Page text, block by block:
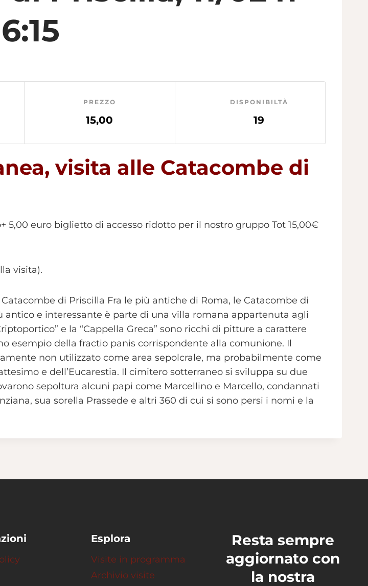
PREZZO
15,00
DISPONIBILTÀ
19
visita alle Catacombe di
5,00 euro biglietto di accesso ridotto per il nostro gruppo Tot 15,00€
visita).
di Priscilla Fra le più antiche di Roma, le Catacombe di
e interessante è parte di una villa romana appartenuta agli
e la “Cappella Greca” sono ricchi di pitture a carattere
esempio della fractio panis corrispondente alla comunione. Il
non utilizzato come area sepolcrale, ma probabilmente come
e dell’Eucarestia. Il cimitero sotterraneo si sviluppa su due
sepoltura alcuni papi come Marcellino e Marcello, condannati
sua sorella Prassede e altri 360 di cui si sono persi i nomi e la
Esplora
Visite in programma
Archivio visite
Resta sempre
aggiornato con
la nostra